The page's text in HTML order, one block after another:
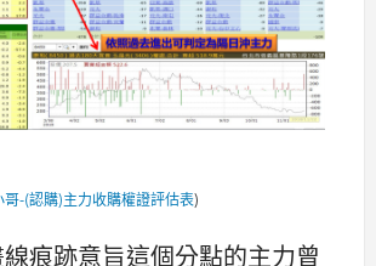
哥-(認購)主力收購權證評估表)
痕跡意旨這個分點的主力曾